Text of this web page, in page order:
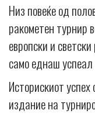
Низ повеќе од
ракометен турнир
европски и
само еднаш
Историскиот
издание на